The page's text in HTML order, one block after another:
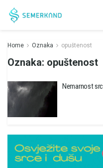
Home Oznaka opuštenost
Oznaka: opuštenost
Nemarnost